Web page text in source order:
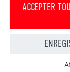
Commander
Toiture, façade,
crues – avec les
est non
ACCEPTER